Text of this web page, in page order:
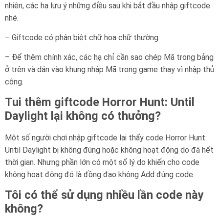
nhiên, các hạ lưu ý những điều sau khi bắt đầu nhập giftcode
nhé.
– Giftcode có phân biệt chữ hoa chữ thường.
– Để thêm chính xác, các hạ chỉ cần sao chép Mã trong bảng
ở trên và dán vào khung nhập Mã trong game thay vì nhập thủ
công.
Tui thêm giftcode Horror Hunt: Until
Daylight lại không có thưởng?
Một số người chơi nhập giftcode lại thấy code Horror Hunt:
Until Daylight bị không đúng hoặc không hoạt động do đã hết
thời gian. Nhưng phần lớn có một số lý do khiến cho code
không hoạt động đó là đồng đạo không Add đúng code.
Tôi có thể sử dụng nhiều lần code này
không?